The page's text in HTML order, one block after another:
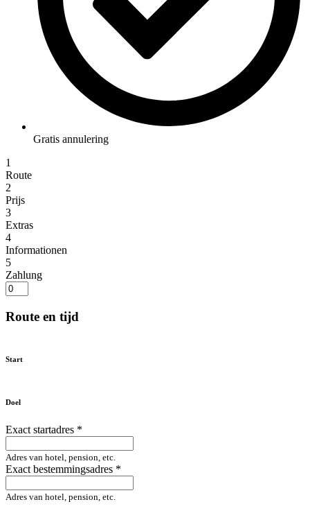
Gratis annulering
1
Route
2
Prijs
3
Extras
4
Informationen
5
Zahlung
Route en tijd
Start
Doel
Exact startadres *
Adres van hotel, pension, etc.
Exact bestemmingsadres *
Adres van hotel, pension, etc.